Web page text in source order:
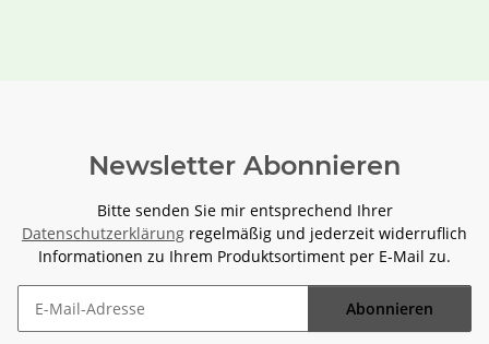
Newsletter Abonnieren
Bitte senden Sie mir entsprechend Ihrer
Datenschutzerklärung regelmäßig und jederzeit widerruflich
Informationen zu Ihrem Produktsortiment per E-Mail zu.
Abonnieren